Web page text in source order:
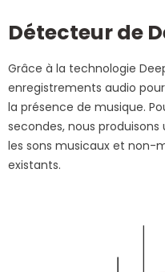
Détecteur de
Grâce à la technologie
enregistrements audio
la présence de musique.
secondes, nous
les sons musicaux et non-
existants.